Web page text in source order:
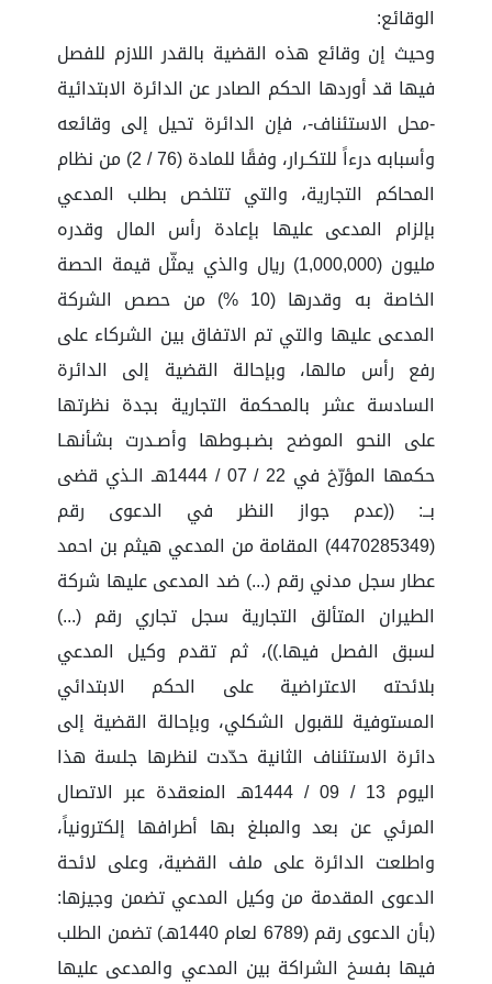
الوقائع:
وحيث إن وقائع هذه القضية بالقدر اللازم للفصل
فيها قد أوردها الحكم الصادر عن الدائرة الابتدائية
-محل الاستئناف-، فإن الدائرة تحيل إلى وقائعه
وأسبابه درءاً للتكـرار، وفقًا للمادة (76 / 2) من نظام
المحاكم التجارية، والتي تتلخص بطلب المدعي
بإلزام المدعى عليها بإعادة رأس المال وقدره
مليون (1,000,000) ريال والذي يمثّل قيمة الحصة
الخاصة به وقدرها (10 %) من حصص الشركة
المدعى عليها والتي تم الاتفاق بين الشركاء على
رفع رأس مالها، وبإحالة القضية إلى الدائرة
السادسة عشر بالمحكمة التجارية بجدة نظرتها
على النحو الموضح بضـبـوطها وأصـدرت بشأنهـا
حكمها المؤرّخ في 22 / 07 / 1444هـ الـذي قضى
بــ: ((عدم جواز النظر في الدعوى رقم
(4470285349) المقامة من المدعي هيثم بن احمد
عطار سجل مدني رقم (...) ضد المدعى عليها شركة
الطيران المتألق التجارية سجل تجاري رقم (...)
لسبق الفصل فيها.))، ثم تقدم وكيل المدعي
بلائحته الاعتراضية على الحكم الابتدائي
المستوفية للقبول الشكلي، وبإحالة القضية إلى
دائرة الاستئناف الثانية حدّدت لنظرها جلسة هذا
اليوم 13 / 09 / 1444هـ المنعقدة عبر الاتصال
المرئي عن بعد والمبلغ بها أطرافها إلكترونياً،
واطلعت الدائرة على ملف القضية، وعلى لائحة
الدعوى المقدمة من وكيل المدعي تضمن وجيزها:
(بأن الدعوى رقم (6789 لعام 1440هـ) تضمن الطلب
فيها بفسخ الشراكة بين المدعي والمدعى عليها